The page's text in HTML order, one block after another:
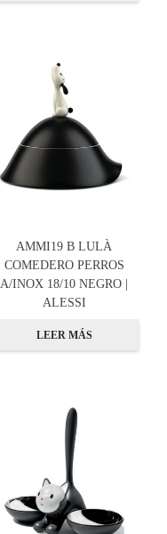
AMMI19 B LULÀ
COMEDERO PERROS
A/INOX 18/10 NEGRO |
ALESSI
LEER MÁS